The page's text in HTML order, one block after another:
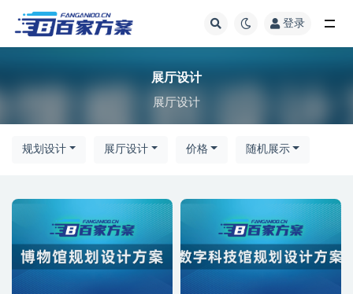
登录
展厅设计
展厅设计
规划设计 展厅设计 价格 随机展示